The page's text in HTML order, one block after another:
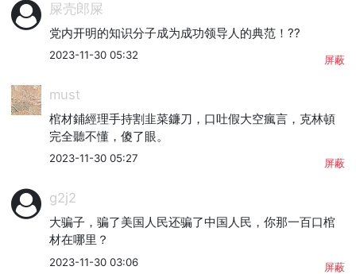
屎壳郎屎
党内开明的知识分子成为成功领导人的典范！??
2023-11-30 05:32 屏蔽
must
棺材鋪經理手持割韭菜鐮刀，口吐假大空瘋言，克林頓
完全聽不懂，傻了眼。
2023-11-30 05:27 屏蔽
g2j2
大骗子，骗了美国人民还骗了中国人民，你那一百口棺
材在哪里？
2023-11-30 03:06 屏蔽